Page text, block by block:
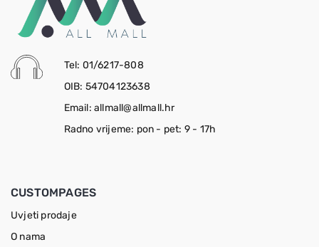
Tel: 01/6217-808
OIB: 54704123638
Email: allmall@allmall.hr
Radno vrijeme: pon - pet: 9 - 17h
CUSTOMPAGES
Uvjeti prodaje
O nama